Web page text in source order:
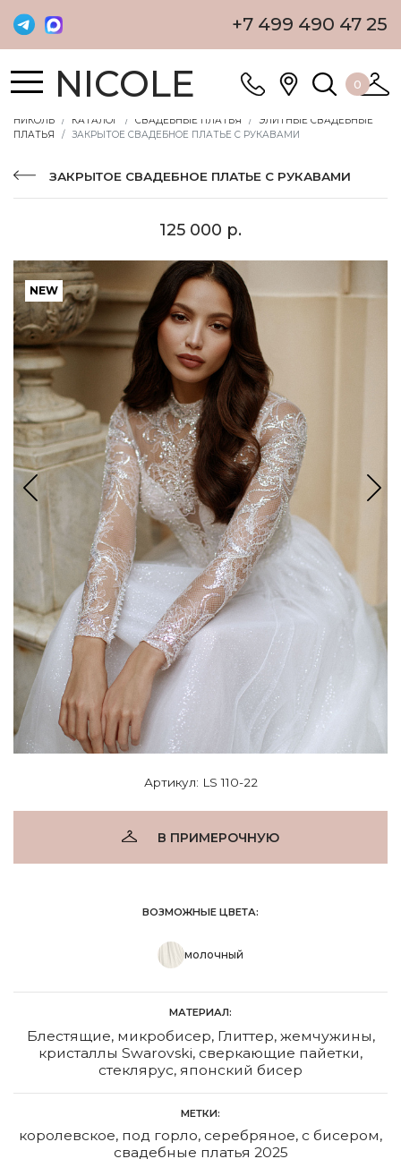
+7 499 490 47 25
NICOLE 0
НИКОЛЬ КАТАЛОГ СВАДЕБНЫЕ ПЛАТЬЯ
ЭЛИТНЫЕ СВАДЕБНЫЕ
ПЛАТЬЯ
ЗАКРЫТОЕ СВАДЕБНОЕ ПЛАТЬЕ С РУКАВАМИ
ЗАКРЫТОЕ СВАДЕБНОЕ ПЛАТЬЕ С РУКАВАМИ
125 000 р.
NEW
Артикул: LS 110-22
В ПРИМЕРОЧНУЮ
ВОЗМОЖНЫЕ ЦВЕТА:
молочный
МАТЕРИАЛ:
Блестящие, микробисер, Глиттер, жемчужины,
кристаллы Swarovski, сверкающие пайетки,
стеклярус, японский бисер
МЕТКИ:
королевское, под горло, серебряное, с бисером,
свадебные платья 2025